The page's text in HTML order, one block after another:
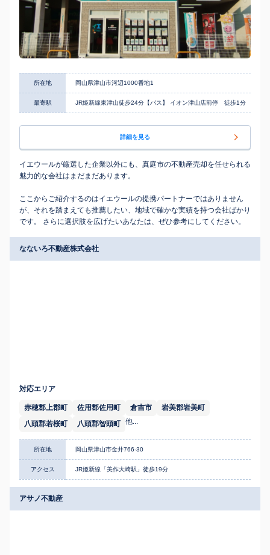
所在地 岡山県津山市河辺1000番地1
最寄駅 JR姫新線東津山徒歩24分【バス】 イオン津山店前停 徒歩1分
詳細を見る
イエウールが厳選した企業以外にも、真庭市の不動産売却を任せられる
魅力的な会社はまだまだあります。
ここからご紹介するのはイエウールの提携パートナーではありません
が、それを踏まえても推薦したい、地域で確かな実績を持つ会社ばかり
です。 さらに選択肢を広げたいあなたは、ぜひ参考にしてください。
なないろ不動産株式会社
対応エリア
赤穂郡上郡町 佐用郡佐用町 倉吉市
岩美郡岩美町
八頭郡若桜町
八頭郡智頭町 他...
所在地 岡山県津山市金井766-30
アクセス JR姫新線「美作大崎駅」徒歩19分
アサノ不動産